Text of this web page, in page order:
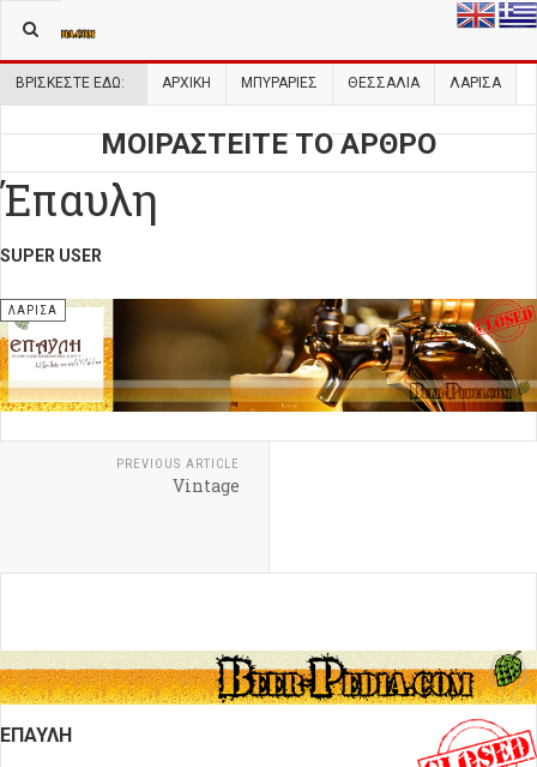
ΒΡΊΣΚΕΣΤΕ ΕΔΏ: ΑΡΧΙΚΉ ΜΠΥΡΑΡΙΕΣ ΘΕΣΣΑΛΊΑ ΛΆΡΙΣΑ
ΜΟΙΡΑΣΤΕΙΤΕ ΤΟ ΑΡΘΡΟ
Έπαυλη
SUPER USER
ΛΆΡΙΣΑ
PREVIOUS ARTICLE
Vintage
ΕΠΑΥΛΗ